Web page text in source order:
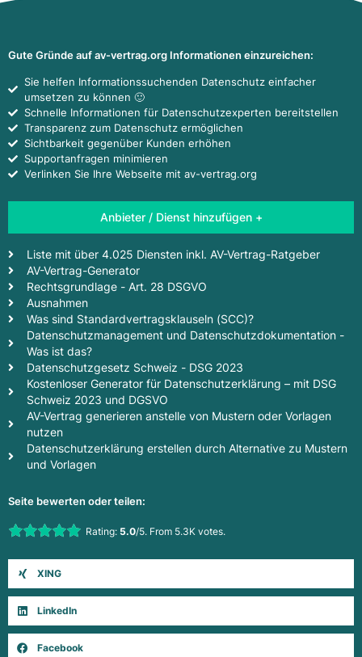
Gute Gründe auf av-vertrag.org Informationen einzureichen:
Sie helfen Informationssuchenden Datenschutz einfacher
umsetzen zu können 🙂
Schnelle Informationen für Datenschutzexperten bereitstellen
Transparenz zum Datenschutz ermöglichen
Sichtbarkeit gegenüber Kunden erhöhen
Supportanfragen minimieren
Verlinken Sie Ihre Webseite mit av-vertrag.org
Anbieter / Dienst hinzufügen +
Liste mit über 4.025 Diensten inkl. AV-Vertrag-Ratgeber
AV-Vertrag-Generator
Rechtsgrundlage - Art. 28 DSGVO
Ausnahmen
Was sind Standardvertragsklauseln (SCC)?
Datenschutzmanagement und Datenschutzdokumentation -
Was ist das?
Datenschutzgesetz Schweiz - DSG 2023
Kostenloser Generator für Datenschutzerklärung – mit DSG
Schweiz 2023 und DGSVO
AV-Vertrag generieren anstelle von Mustern oder Vorlagen
nutzen
Datenschutzerklärung erstellen durch Alternative zu Mustern
und Vorlagen
Seite bewerten oder teilen:
Rate this item:Rating: 5.0/5. From 5.3K votes.
XING
LinkedIn
Facebook